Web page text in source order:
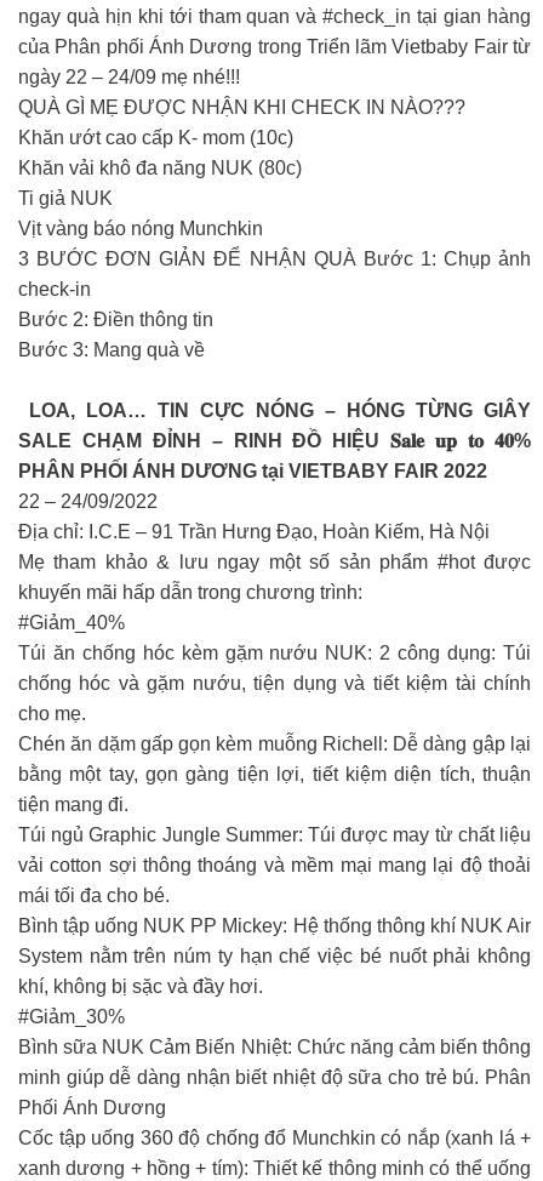
ngay quà hịn khi tới tham quan và #check_in tại gian hàng
của Phân phối Ánh Dương trong Triển lãm Vietbaby Fair từ
ngày 22 – 24/09 mẹ nhé!!!
QUÀ GÌ MẸ ĐƯỢC NHẬN KHI CHECK IN NÀO???
Khăn ướt cao cấp K- mom (10c)
Khăn vải khô đa năng NUK (80c)
Ti giả NUK
Vịt vàng báo nóng Munchkin
3 BƯỚC ĐƠN GIẢN ĐỂ NHẬN QUÀ Bước 1: Chụp ảnh
check-in
Bước 2: Điền thông tin
Bước 3: Mang quà về
️ LOA, LOA… TIN CỰC NÓNG – HÓNG TỪNG GIÂY
SALE CHẠM ĐỈNH – RINH ĐỒ HIỆU 𝐒𝐚𝐥𝐞 𝐮𝐩 𝐭𝐨 𝟒𝟎%
PHÂN PHỐI ÁNH DƯƠNG tại VIETBABY FAIR 2022
22 – 24/09/2022
Địa chỉ: I.C.E – 91 Trần Hưng Đạo, Hoàn Kiếm, Hà Nội
Mẹ tham khảo & lưu ngay một số sản phẩm #hot được
khuyến mãi hấp dẫn trong chương trình:
#Giảm_40%
Túi ăn chống hóc kèm gặm nướu NUK: 2 công dụng: Túi
chống hóc và gặm nướu, tiện dụng và tiết kiệm tài chính
cho mẹ.
Chén ăn dặm gấp gọn kèm muỗng Richell: Dễ dàng gập lại
bằng một tay, gọn gàng tiện lợi, tiết kiệm diện tích, thuận
tiện mang đi.
Túi ngủ Graphic Jungle Summer: Túi được may từ chất liệu
vải cotton sợi thông thoáng và mềm mại mang lại độ thoải
mái tối đa cho bé.
Bình tập uống NUK PP Mickey: Hệ thống thông khí NUK Air
System nằm trên núm ty hạn chế việc bé nuốt phải không
khí, không bị sặc và đầy hơi.
#Giảm_30%
Bình sữa NUK Cảm Biến Nhiệt: Chức năng cảm biến thông
minh giúp dễ dàng nhận biết nhiệt độ sữa cho trẻ bú. Phân
Phối Ánh Dương
Cốc tập uống 360 độ chống đổ Munchkin có nắp (xanh lá +
xanh dương + hồng + tím): Thiết kế thông minh có thể uống